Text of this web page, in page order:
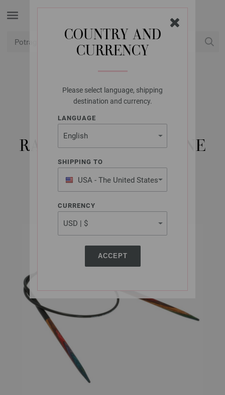
COUNTRY AND
CURRENCY
Please select language, shipping
destination and currency.
LANGUAGE
SHIPPING TO
USA - The United States
of America
CURRENCY
ACCEPT
LANA GROSSA
KRUŽNE IGLE ZA
PLETENJE, DRVO,
RAZNOBOJNO. VELIČINE
4,0/40 CM